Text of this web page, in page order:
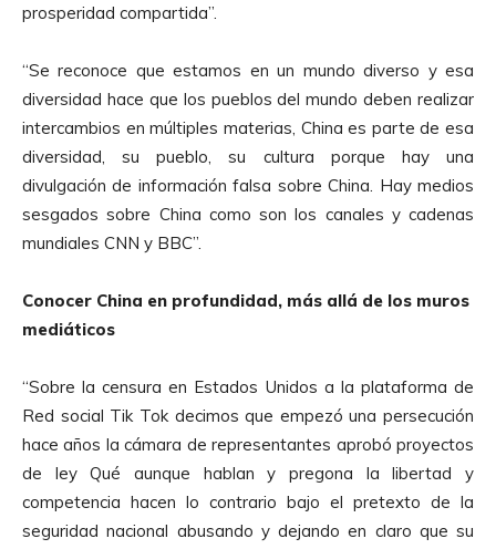
prosperidad compartida”.
“Se reconoce que estamos en un mundo diverso y esa
diversidad hace que los pueblos del mundo deben realizar
intercambios en múltiples materias, China es parte de esa
diversidad, su pueblo, su cultura porque hay una
divulgación de información falsa sobre China. Hay medios
sesgados sobre China como son los canales y cadenas
mundiales CNN y BBC”.
Conocer China en profundidad, más allá de los muros
mediáticos
“Sobre la censura en Estados Unidos a la plataforma de
Red social Tik Tok decimos que empezó una persecución
hace años la cámara de representantes aprobó proyectos
de ley Qué aunque hablan y pregona la libertad y
competencia hacen lo contrario bajo el pretexto de la
seguridad nacional abusando y dejando en claro que su